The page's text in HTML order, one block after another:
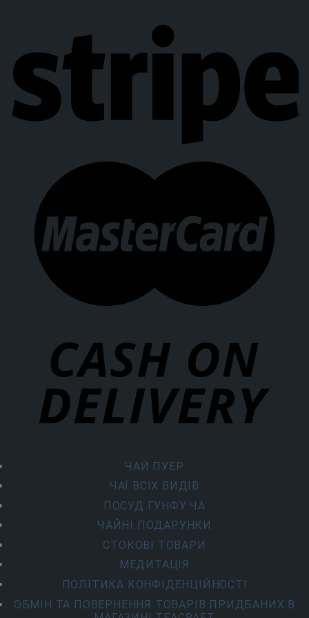
ЧАЙ ПУЕР
ЧАЇ ВСІХ ВИДІВ
ПОСУД ГУНФУ ЧА
ЧАЙНІ ПОДАРУНКИ
СТОКОВІ ТОВАРИ
МЕДИТАЦІЯ
ПОЛІТИКА КОНФІДЕНЦІЙНОСТІ
ОБМІН ТА ПОВЕРНЕННЯ ТОВАРІВ ПРИДБАНИХ В